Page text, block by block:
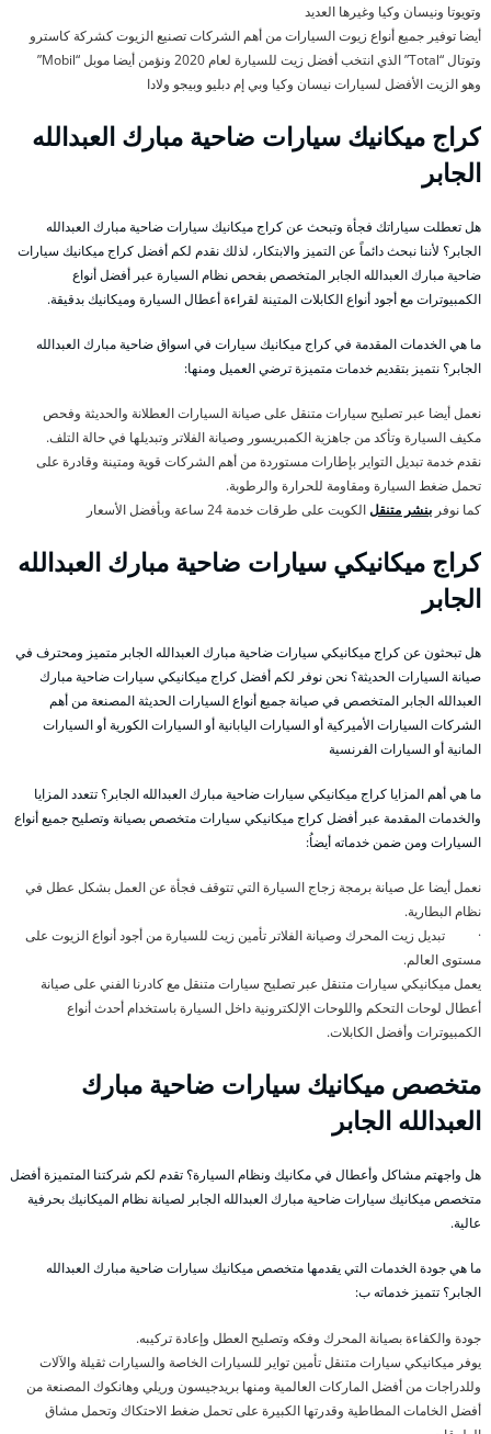
وتويوتا ونيسان وكيا وغيرها العديد
أيضا توفير جميع أنواع زيوت السيارات من أهم الشركات تصنيع الزيوت كشركة كاسترو
وتوتال “Total” الذي انتخب أفضل زيت للسيارة لعام 2020 ونؤمن أيضا موبل “Mobil”
وهو الزيت الأفضل لسيارات نيسان وكيا وبي إم دبليو وبيجو ولادا
كراج ميكانيك سيارات ضاحية مبارك العبدالله
الجابر
هل تعطلت سياراتك فجأة وتبحث عن كراج ميكانيك سيارات ضاحية مبارك العبدالله
الجابر؟ لأننا نبحث دائماً عن التميز والابتكار، لذلك نقدم لكم أفضل كراج ميكانيك سيارات
ضاحية مبارك العبدالله الجابر المتخصص بفحص نظام السيارة عبر أفضل أنواع
الكمبيوترات مع أجود أنواع الكابلات المتينة لقراءة أعطال السيارة وميكانيك بدقيقة.
ما هي الخدمات المقدمة في كراج ميكانيك سيارات في اسواق ضاحية مبارك العبدالله
الجابر؟ نتميز بتقديم خدمات متميزة ترضي العميل ومنها:
نعمل أيضا عبر تصليح سيارات متنقل على صيانة السيارات العطلانة والحديثة وفحص
مكيف السيارة وتأكد من جاهزية الكمبريسور وصيانة الفلاتر وتبديلها في حالة التلف.
نقدم خدمة تبديل التواير بإطارات مستوردة من أهم الشركات قوية ومتينة وقادرة على
تحمل ضغط السيارة ومقاومة للحرارة والرطوبة.
كما نوفر بنشر متنقلالكويت على طرقات خدمة 24 ساعة وبأفضل الأسعار
كراج ميكانيكي سيارات ضاحية مبارك العبدالله
الجابر
هل تبحثون عن كراج ميكانيكي سيارات ضاحية مبارك العبدالله الجابر متميز ومحترف في
صيانة السيارات الحديثة؟ نحن نوفر لكم أفضل كراج ميكانيكي سيارات ضاحية مبارك
العبدالله الجابر المتخصص في صيانة جميع أنواع السيارات الحديثة المصنعة من أهم
الشركات السيارات الأميركية أو السيارات اليابانية أو السيارات الكورية أو السيارات
المانية أو السيارات الفرنسية
ما هي أهم المزايا كراج ميكانيكي سيارات ضاحية مبارك العبدالله الجابر؟ تتعدد المزايا
والخدمات المقدمة عبر أفضل كراج ميكانيكي سيارات متخصص بصيانة وتصليح جميع أنواع
السيارات ومن ضمن خدماته أيضاُ:
نعمل أيضا عل صيانة برمجة زجاج السيارة التي تتوقف فجأة عن العمل بشكل عطل في
نظام البطارية.
· تبديل زيت المحرك وصيانة الفلاتر تأمين زيت للسيارة من أجود أنواع الزيوت على
مستوى العالم.
يعمل ميكانيكي سيارات متنقل عبر تصليح سيارات متنقل مع كادرنا الفني على صيانة
أعطال لوحات التحكم واللوحات الإلكترونية داخل السيارة باستخدام أحدث أنواع
الكمبيوترات وأفضل الكابلات.
متخصص ميكانيك سيارات ضاحية مبارك
العبدالله الجابر
هل واجهتم مشاكل وأعطال في مكانيك ونظام السيارة؟ تقدم لكم شركتنا المتميزة أفضل
متخصص ميكانيك سيارات ضاحية مبارك العبدالله الجابر لصيانة نظام الميكانيك بحرفية
عالية.
ما هي جودة الخدمات التي يقدمها متخصص ميكانيك سيارات ضاحية مبارك العبدالله
الجابر؟ تتميز خدماته ب:
جودة والكفاءة بصيانة المحرك وفكه وتصليح العطل وإعادة تركيبه.
يوفر ميكانيكي سيارات متنقل تأمين تواير للسيارات الخاصة والسيارات ثقيلة والآلات
وللدراجات من أفضل الماركات العالمية ومنها بريدجيسون وريلي وهانكوك المصنعة من
أفضل الخامات المطاطية وقدرتها الكبيرة على تحمل ضغط الاحتكاك وتحمل مشاق